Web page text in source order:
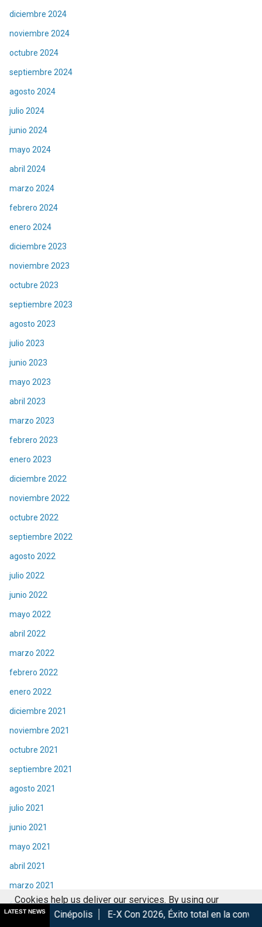
diciembre 2024
noviembre 2024
octubre 2024
septiembre 2024
agosto 2024
julio 2024
junio 2024
mayo 2024
abril 2024
marzo 2024
febrero 2024
enero 2024
diciembre 2023
noviembre 2023
octubre 2023
septiembre 2023
agosto 2023
julio 2023
junio 2023
mayo 2023
abril 2023
marzo 2023
febrero 2023
enero 2023
diciembre 2022
noviembre 2022
octubre 2022
septiembre 2022
agosto 2022
julio 2022
junio 2022
mayo 2022
abril 2022
marzo 2022
febrero 2022
enero 2022
diciembre 2021
noviembre 2021
octubre 2021
septiembre 2021
agosto 2021
julio 2021
junio 2021
mayo 2021
abril 2021
marzo 2021
febrero 2021
LATEST NEWSE-X Con 2026, Éxito total en la convención. Los
Cookies help us deliver our services. By using our
services, you agree to our use of cookies.
Got it